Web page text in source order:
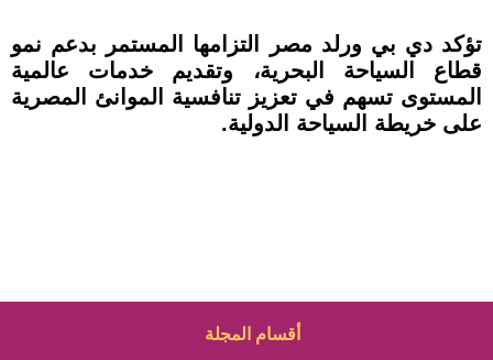
تؤكد دي بي ورلد مصر التزامها المستمر بدعم نمو
قطاع السياحة البحرية، وتقديم خدمات عالمية
المستوى تسهم في تعزيز تنافسية الموانئ المصرية
على خريطة السياحة الدولية.
أقسام المجلة